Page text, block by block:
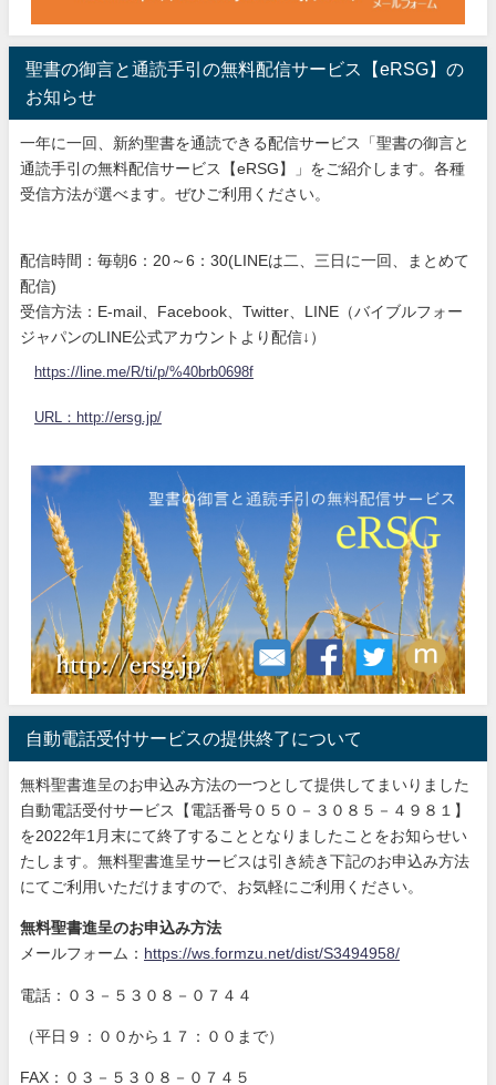
聖書の御言と通読手引の無料配信サービス【eRSG】の
お知らせ
一年に一回、新約聖書を通読できる配信サービス「聖書の御言と
通読手引の無料配信サービス【eRSG】」をご紹介します。各種
受信方法が選べます。ぜひご利用ください。
配信時間：毎朝6：20～6：30(LINEは二、三日に一回、まとめて
配信)
受信方法：E-mail、Facebook、Twitter、LINE（バイブルフォー
ジャパンのLINE公式アカウントより配信↓）
https://line.me/R/ti/p/%40brb0698f
URL：http://ersg.jp/
自動電話受付サービスの提供終了について
無料聖書進呈のお申込み方法の一つとして提供してまいりました
自動電話受付サービス【電話番号０５０－３０８５－４９８１】
を2022年1月末にて終了することとなりましたことをお知らせい
たします。無料聖書進呈サービスは引き続き下記のお申込み方法
にてご利用いただけますので、お気軽にご利用ください。
無料聖書進呈のお申込み方法
メールフォーム： https://ws.formzu.net/dist/S3494958/
電話：０３－５３０８－０７４４
（平日９：００から１７：００まで）
FAX：０３－５３０８－０７４５